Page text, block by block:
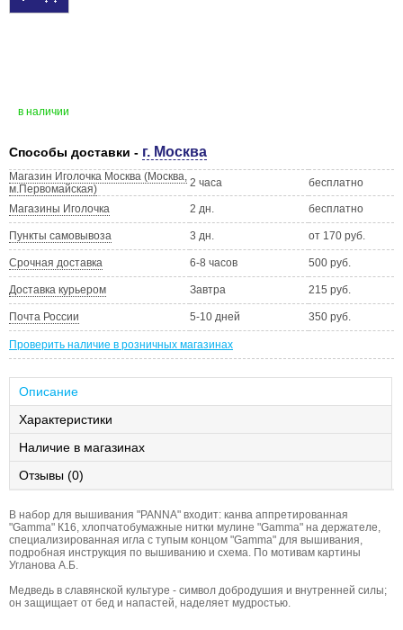
в наличии
Способы доставки - г. Москва
Магазин Иголочка Москва (Москва,
м.Первомайская)
2 часа бесплатно
Магазины Иголочка 2 дн. бесплатно
Пункты самовывоза 3 дн. от 170 руб.
Срочная доставка 6-8 часов 500 руб.
Доставка курьером Завтра 215 руб.
Почта России 5-10 дней 350 руб.
Проверить наличие в розничных магазинах
Описание
Характеристики
Наличие в магазинах
Отзывы (0)
В набор для вышивания "PANNA" входит: канва аппретированная
"Gamma" К16, хлопчатобумажные нитки мулине "Gamma" на держателе,
специализированная игла с тупым концом "Gamma" для вышивания,
подробная инструкция по вышиванию и схема. По мотивам картины
Угланова А.Б.
Медведь в славянской культуре - символ добродушия и внутренней силы;
он защищает от бед и напастей, наделяет мудростью.